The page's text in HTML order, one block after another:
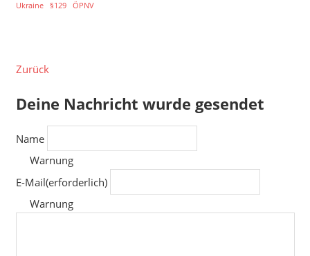
Ukraine §129 ÖPNV
Zurück
Deine Nachricht wurde gesendet
Name
Warnung
E-Mail(erforderlich)
Warnung